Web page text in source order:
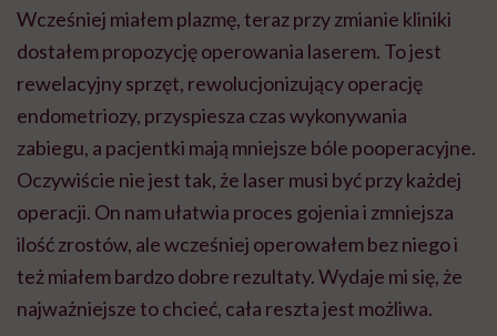
Wcześniej miałem plazmę, teraz przy zmianie kliniki
dostałem propozycję operowania laserem. To jest
rewelacyjny sprzęt, rewolucjonizujący operację
endometriozy, przyspiesza czas wykonywania
zabiegu, a pacjentki mają mniejsze bóle pooperacyjne.
Oczywiście nie jest tak, że laser musi być przy każdej
operacji. On nam ułatwia proces gojenia i zmniejsza
ilość zrostów, ale wcześniej operowałem bez niego i
też miałem bardzo dobre rezultaty. Wydaje mi się, że
najważniejsze to chcieć, cała reszta jest możliwa.